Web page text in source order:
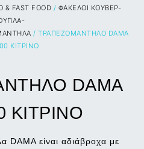
FAST FOOD / ΦΑΚΕΛΟΙ ΚΟΥΒΕΡ-
/ ΤΡΑΠΕΖΟΜΑΝΤΗΛΟ DAMA
ΚΙΤΡΙΝΟ
DAMA
ΚΙΤΡΙΝΟ
DAMA είναι αδιάβροχα με